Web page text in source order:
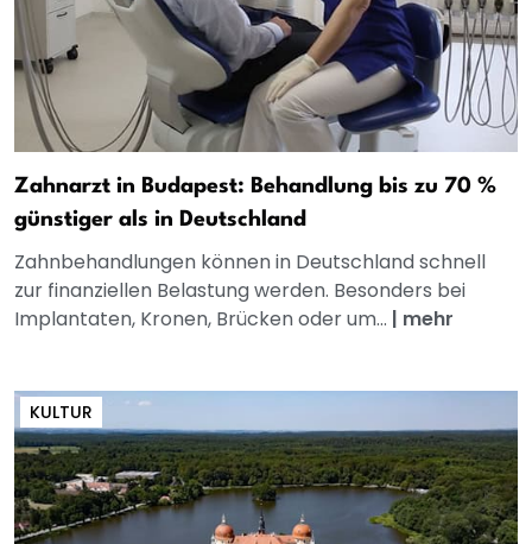
Zahnarzt in Budapest: Behandlung bis zu 70 %
günstiger als in Deutschland
Zahnbehandlungen können in Deutschland schnell
zur finanziellen Belastung werden. Besonders bei
Implantaten, Kronen, Brücken oder um... | mehr
KULTUR